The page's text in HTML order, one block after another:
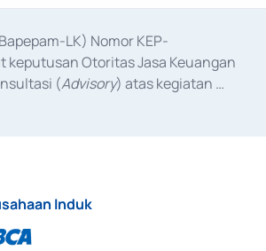
LK) Nomor KEP-
keputusan Otoritas Jasa Keuangan
(Advisory) atas kegiatan
Induk